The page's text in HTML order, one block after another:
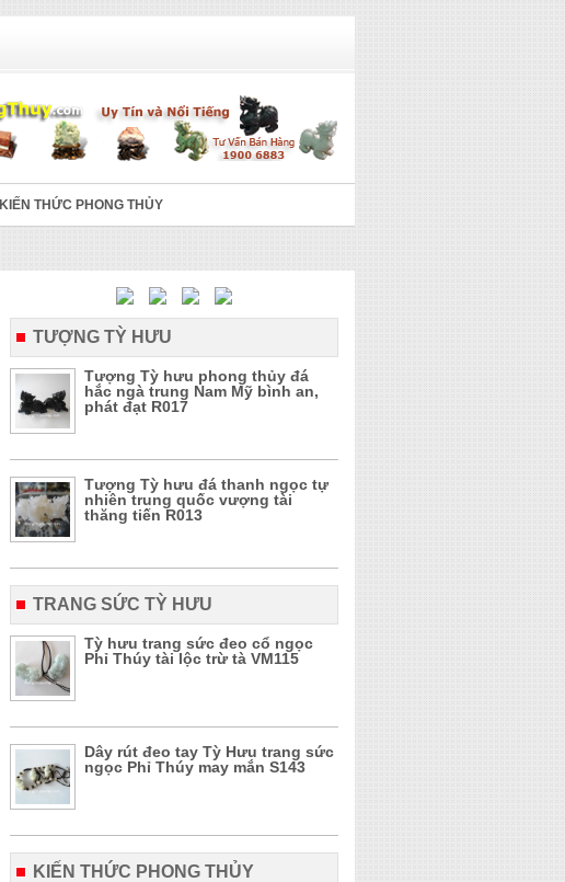
KIẾN THỨC PHONG THỦY
TƯỢNG TỲ HƯU
Tượng Tỳ hưu phong thủy đá
hắc ngà trung Nam Mỹ bình an,
phát đạt R017
Tượng Tỳ hưu đá thanh ngọc tự
nhiên trung quốc vượng tài
thăng tiến R013
TRANG SỨC TỲ HƯU
Tỳ hưu trang sức đeo cổ ngọc
Phỉ Thúy tài lộc trừ tà VM115
Dây rút đeo tay Tỳ Hưu trang sức
ngọc Phỉ Thúy may mắn S143
KIẾN THỨC PHONG THỦY